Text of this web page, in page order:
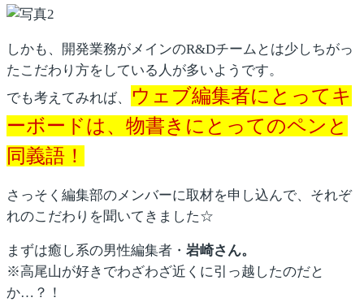
しかも、開発業務がメインのR&Dチームとは少しちがっ
たこだわり方をしている人が多いようです。
でも考えてみれば、
ウェブ編集者にとってキ
ーボードは、物書きにとってのペンと
同義語！
さっそく編集部のメンバーに取材を申し込んで、それぞ
れのこだわりを聞いてきました☆
まずは癒し系の男性編集者・ 岩崎さん。
※高尾山が好きでわざわざ近くに引っ越したのだと
か…？！